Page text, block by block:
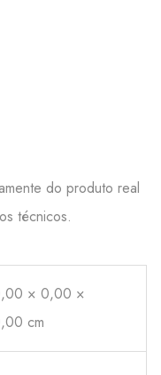
do produto real
técnicos.
× 0,00 ×
cm